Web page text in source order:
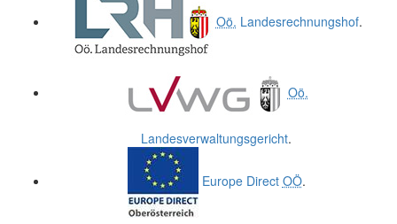
Oö. Landesrechnungshof.
Oö.
Landesverwaltungsgericht.
Europe Direct OÖ.